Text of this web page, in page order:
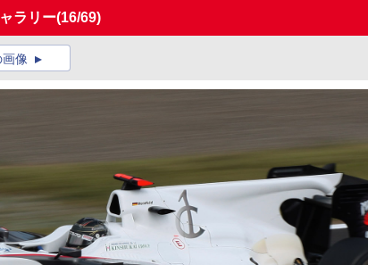
ラリー(16/69)
像